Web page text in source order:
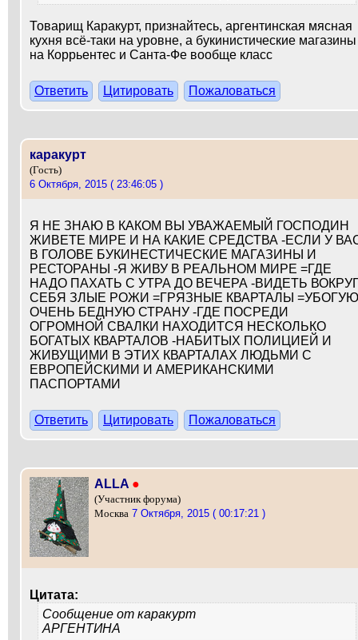
Товарищ Каракурт, признайтесь, аргентинская мясная
кухня всё-таки на уровне, а букинистические магазины
на Коррьентес и Санта-Фе вообще класс
Ответить Цитировать Пожаловаться
каракурт
(Гость)
6 Октября, 2015 ( 23:46:05 )
Я НЕ ЗНАЮ В КАКОМ ВЫ УВАЖАЕМЫЙ ГОСПОДИН
ЖИВЕТЕ МИРЕ И НА КАКИЕ СРЕДСТВА -ЕСЛИ У
В ГОЛОВЕ БУКИНЕСТИЧЕСКИЕ МАГАЗИНЫ И
РЕСТОРАНЫ -Я ЖИВУ В РЕАЛЬНОМ МИРЕ =ГДЕ
НАДО ПАХАТЬ С УТРА ДО ВЕЧЕРА -ВИДЕТЬ
СЕБЯ ЗЛЫЕ РОЖИ =ГРЯЗНЫЕ КВАРТАЛЫ =УБОГУЮ
ОЧЕНЬ БЕДНУЮ СТРАНУ -ГДЕ ПОСРЕДИ
ОГРОМНОЙ СВАЛКИ НАХОДИТСЯ НЕСКОЛЬКО
БОГАТЫХ КВАРТАЛОВ -НАБИТЫХ ПОЛИЦИЕЙ И
ЖИВУЩИМИ В ЭТИХ КВАРТАЛАХ ЛЮДЬМИ С
ЕВРОПЕЙСКИМИ И АМЕРИКАНСКИМИ
ПАСПОРТАМИ
Ответить Цитировать Пожаловаться
ALLA ●
(Участник форума)
Москва 7 Октября, 2015 ( 00:17:21 )
Цитата:
Сообщение от каракурт
АРГЕНТИНА